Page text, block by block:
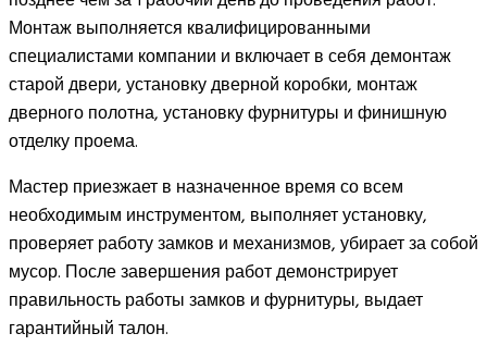
Монтаж выполняется квалифицированными
специалистами компании и включает в себя демонтаж
старой двери, установку дверной коробки, монтаж
дверного полотна, установку фурнитуры и финишную
отделку проема.
Мастер приезжает в назначенное время со всем
необходимым инструментом, выполняет установку,
проверяет работу замков и механизмов, убирает за собой
мусор. После завершения работ демонстрирует
правильность работы замков и фурнитуры, выдает
гарантийный талон.